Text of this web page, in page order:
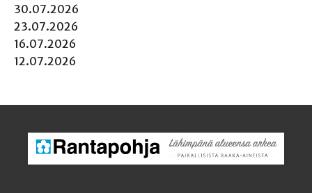
30.07.2026
23.07.2026
16.07.2026
12.07.2026